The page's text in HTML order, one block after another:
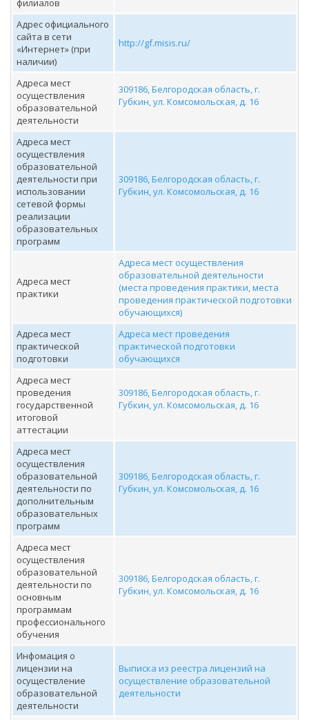
филиалов
Адрес официального
сайта в сети
«Интернет» (при
наличии)
http://gf.misis.ru/
Адреса мест
осуществления
образовательной
деятельности
309186, Белгородская область, г.
Губкин, ул. Комсомольская, д. 16
Адреса мест
осуществления
образовательной
деятельности при
использовании
сетевой формы
реализации
образовательных
программ
309186, Белгородская область, г.
Губкин, ул. Комсомольская, д. 16
Адреса мест
практики
Адреса мест осуществления
образовательной деятельности
(места проведения практики, места
проведения практической подготовки
обучающихся)
Адреса мест
практической
подготовки
Адреса мест проведения
практической подготовки
обучающихся
Адреса мест
проведения
государственной
итоговой
аттестации
309186, Белгородская область, г.
Губкин, ул. Комсомольская, д. 16
Адреса мест
осуществления
образовательной
деятельности по
дополнительным
образовательных
программ
309186, Белгородская область, г.
Губкин, ул. Комсомольская, д. 16
Адреса мест
осуществления
образовательной
деятельности по
основным
программам
профессионального
обучения
309186, Белгородская область, г.
Губкин, ул. Комсомольская, д. 16
Инфомация о
лицензии на
осуществление
образовательной
деятельности
Выписка из реестра лицензий на
осуществление образовательной
деятельности